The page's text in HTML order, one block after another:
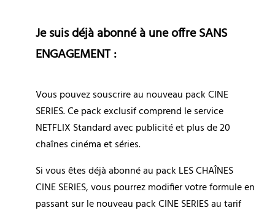
Je suis déjà abonné à une offre SANS
ENGAGEMENT :
Vous pouvez souscrire au nouveau pack CINE
SERIES. Ce pack exclusif comprend le service
NETFLIX Standard avec publicité et plus de 20
chaînes cinéma et séries.
Si vous êtes déjà abonné au pack LES CHAÎNES
CINE SERIES, vous pourrez modifier votre formule en
passant sur le nouveau pack CINE SERIES au tarif